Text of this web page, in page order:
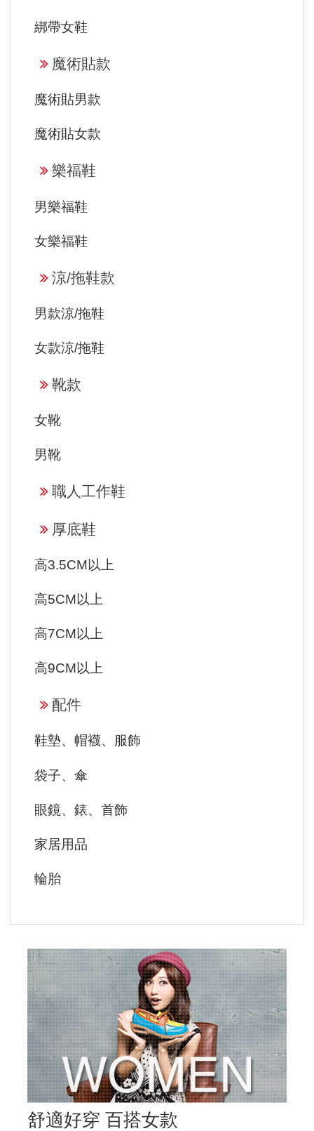
綁帶女鞋
魔術貼款
魔術貼男款
魔術貼女款
樂福鞋
男樂福鞋
女樂福鞋
涼/拖鞋款
男款涼/拖鞋
女款涼/拖鞋
靴款
女靴
男靴
職人工作鞋
厚底鞋
高3.5CM以上
高5CM以上
高7CM以上
高9CM以上
配件
鞋墊、帽襪、服飾
袋子、傘
眼鏡、錶、首飾
家居用品
輪胎
舒適好穿 百搭女款